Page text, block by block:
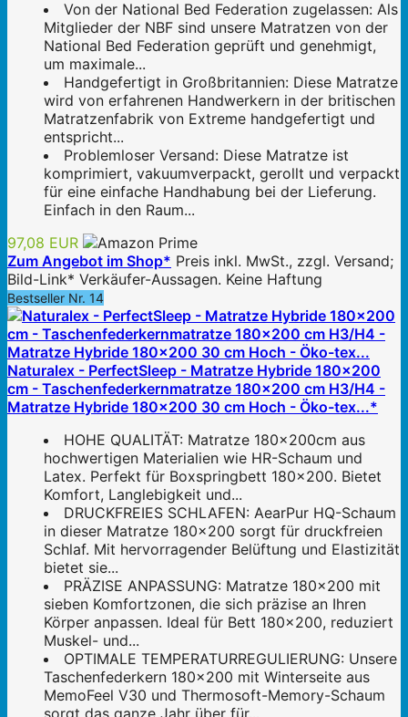
Von der National Bed Federation zugelassen: Als
Mitglieder der NBF sind unsere Matratzen von der
National Bed Federation geprüft und genehmigt,
um maximale...
Handgefertigt in Großbritannien: Diese Matratze
wird von erfahrenen Handwerkern in der britischen
Matratzenfabrik von Extreme handgefertigt und
entspricht...
Problemloser Versand: Diese Matratze ist
komprimiert, vakuumverpackt, gerollt und verpackt
für eine einfache Handhabung bei der Lieferung.
Einfach in den Raum...
97,08 EUR
Zum Angebot im Shop* Preis inkl. MwSt., zzgl. Versand;
Bild-Link* Verkäufer-Aussagen. Keine Haftung
Bestseller Nr. 14
Naturalex - PerfectSleep - Matratze Hybride 180x200
cm - Taschenfederkernmatratze 180x200 cm H3/H4 -
Matratze Hybride 180x200 30 cm Hoch - Öko-tex...*
HOHE QUALITÄT: Matratze 180x200cm aus
hochwertigen Materialien wie HR-Schaum und
Latex. Perfekt für Boxspringbett 180x200. Bietet
Komfort, Langlebigkeit und...
DRUCKFREIES SCHLAFEN: AearPur HQ-Schaum
in dieser Matratze 180x200 sorgt für druckfreien
Schlaf. Mit hervorragender Belüftung und Elastizität
bietet sie...
PRÄZISE ANPASSUNG: Matratze 180x200 mit
sieben Komfortzonen, die sich präzise an Ihren
Körper anpassen. Ideal für Bett 180x200, reduziert
Muskel- und...
OPTIMALE TEMPERATURREGULIERUNG: Unsere
Taschenfederkern 180x200 mit Winterseite aus
MemoFeel V30 und Thermosoft-Memory-Schaum